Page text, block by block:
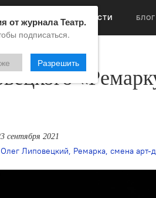
НОВОСТИ БЛОГ
сентября 2021
Олег Липовецкий, Ремарка, смена арт-
от журнала Театр.
подписаться.
Разрешить